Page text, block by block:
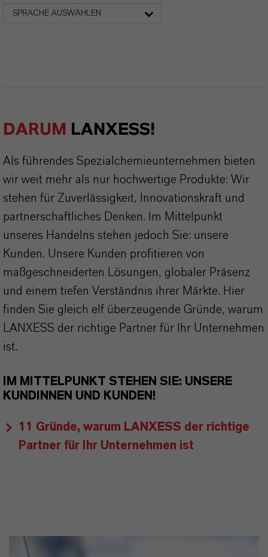
SPRACHE AUSWÄHLEN
DARUM LANXESS!
Als führendes Spezialchemieunternehmen bieten
wir weit mehr als nur hochwertige Produkte: Wir
stehen für Zuverlässigkeit, Innovationskraft und
partnerschaftliches Denken. Im Mittelpunkt
unseres Handelns stehen jedoch Sie: unsere
Kunden. Unsere Kunden profitieren von
maßgeschneiderten Lösungen, globaler Präsenz
und einem tiefen Verständnis ihrer Märkte. Hier
finden Sie gleich elf überzeugende Gründe, warum
LANXESS der richtige Partner für Ihr Unternehmen
ist.
IM MITTELPUNKT STEHEN SIE: UNSERE
KUNDINNEN UND KUNDEN!
11 Gründe, warum LANXESS der richtige
Partner für Ihr Unternehmen ist